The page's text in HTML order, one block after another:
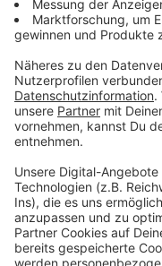
Weitere Infos
Informationen und
Schnelleres
Glasfaser-Ausbau
Anzeige